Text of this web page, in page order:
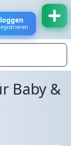
Baby &